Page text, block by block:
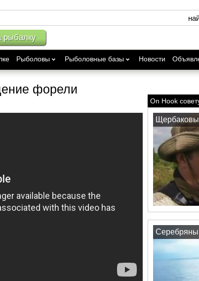
рыбалку
Рыболовы Рыболовные базы Новости
форели
On Hook